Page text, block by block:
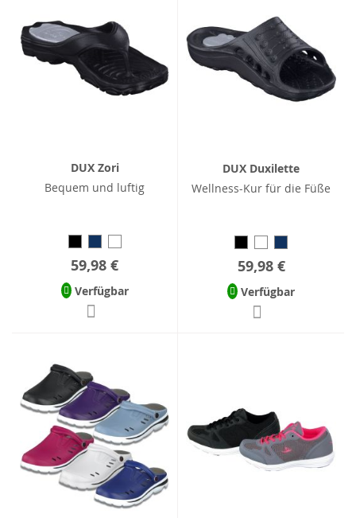
DUX Zori
Bequem und luftig
59,98 €
Verfügbar
DUX Duxilette
Wellness-Kur für die Füße
59,98 €
Verfügbar